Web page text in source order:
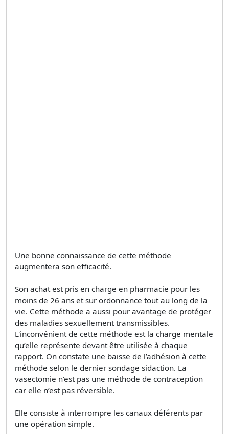
Une bonne connaissance de cette méthode
augmentera son efficacité.
Son achat est pris en charge en pharmacie pour les
moins de 26 ans et sur ordonnance tout au long de la
vie. Cette méthode a aussi pour avantage de protéger
des maladies sexuellement transmissibles.
L'inconvénient de cette méthode est la charge mentale
qu’elle représente devant être utilisée à chaque
rapport. On constate une baisse de l’adhésion à cette
méthode selon le dernier sondage sidaction. La
vasectomie n'est pas une méthode de contraception
car elle n’est pas réversible.
Elle consiste à interrompre les canaux déférents par
une opération simple.